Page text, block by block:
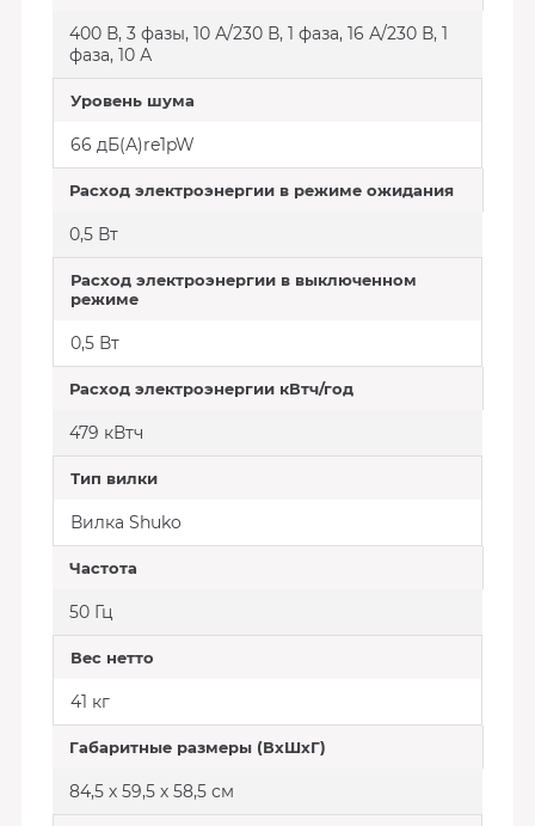
400 В, 3 фазы, 10 А/230 В, 1 фаза, 16 А/230 В, 1
фаза, 10 А
Уровень шума
66 дБ(А)re1pW
Расход электроэнергии в режиме ожидания
0,5 Вт
Расход электроэнергии в выключенном
режиме
0,5 Вт
Расход электроэнергии кВтч/год
479 кВтч
Тип вилки
Вилка Shuko
Частота
50 Гц
Вес нетто
41 кг
Габаритные размеры (ВхШхГ)
84,5 х 59,5 х 58,5 см